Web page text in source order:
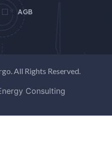
AGB
. All Rights Reserved.
Consulting